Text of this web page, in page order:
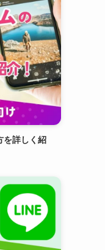
を詳しく紹